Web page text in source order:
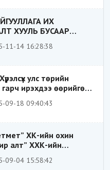
ИХ
ХУУЛЬ БУСААР
ГЭЖ БАЙСАН
ЗОГСООЛОО
11-14 16:28:38
улс төрийн
гарч ирэхдээ өөрийгөө
тэмцэгч, “хуучин
нураагч” гэсэн
09-18 09:40:43
ХК-ийн охин
алт” ХХК-ийн
ажиллаж байсан
хэрэг хаашаа
09-04 15:58:42